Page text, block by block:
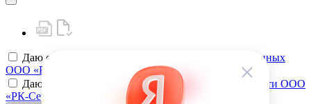
Даю своё
согласие на обработку персональных данных
ООО «РК-Сервис»
Даю своё
согласие на политику конфиденциальности ООО
«РК-Сервис»